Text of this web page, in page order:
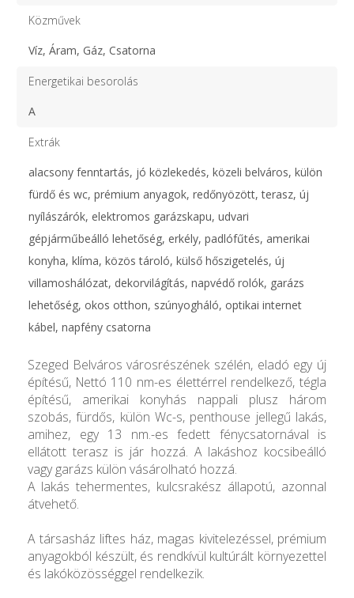
Közművek
Víz, Áram, Gáz, Csatorna
Energetikai besorolás
A
Extrák
alacsony fenntartás, jó közlekedés, közeli belváros, külön
fürdő és wc, prémium anyagok, redőnyözött, terasz, új
nyílászárók, elektromos garázskapu, udvari
gépjárműbeálló lehetőség, erkély, padlófűtés, amerikai
konyha, klíma, közös tároló, külső hőszigetelés, új
villamoshálózat, dekorvilágítás, napvédő rolók, garázs
lehetőség, okos otthon, szúnyogháló, optikai internet
kábel, napfény csatorna
Szeged Belváros városrészének szélén, eladó egy új
építésű, Nettó 110 nm-es élettérrel rendelkező, tégla
építésű, amerikai konyhás nappali plusz három
szobás, fürdős, külön Wc-s, penthouse jellegű lakás,
amihez, egy 13 nm.-es fedett fénycsatornával is
ellátott terasz is jár hozzá. A lakáshoz kocsibeálló
vagy garázs külön vásárolható hozzá.
A lakás tehermentes, kulcsrakész állapotú, azonnal
átvehető.
A társasház liftes ház, magas kivitelezéssel, prémium
anyagokból készült, és rendkívül kultúrált környezettel
és lakóközösséggel rendelkezik.